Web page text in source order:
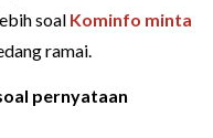
soal Kominfo minta
ramai.
pernyataan